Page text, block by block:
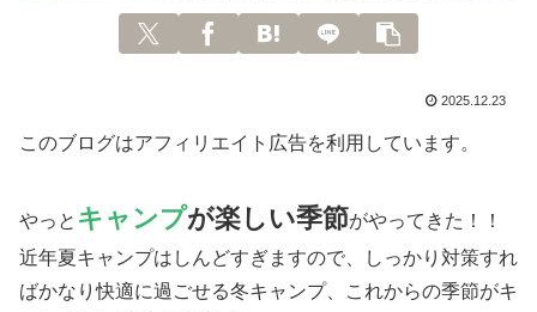
2025.12.23
このブログはアフィリエイト広告を利用しています。
やっと キャンプが楽しい季節がやってきた！！
近年夏キャンプはしんどすぎますので、しっかり対策すれ
ばかなり快適に過ごせる冬キャンプ、これからの季節がキ